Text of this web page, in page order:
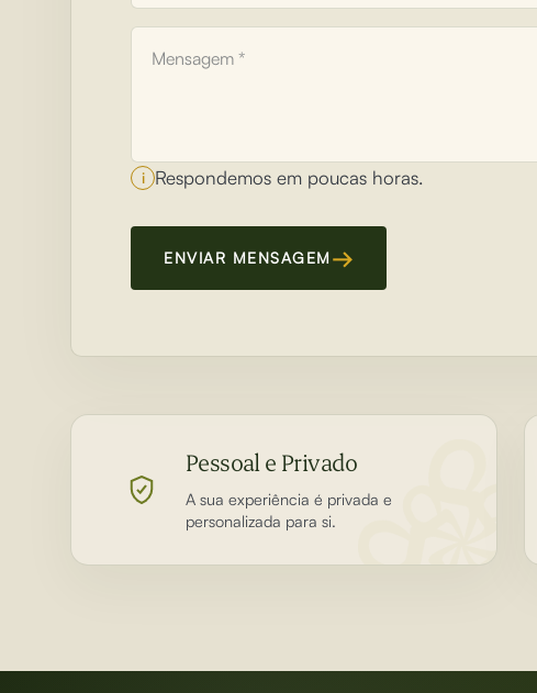
i Respondemos em poucas horas.
ENVIAR MENSAGEM →
Pessoal e Privado
A sua experiência é privada e
personalizada para si.